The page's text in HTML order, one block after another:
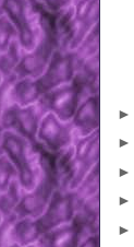
►
►
►
►
►